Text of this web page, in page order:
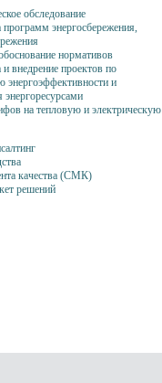
обследование
программ энергосбережения,
нормативов
и внедрение проектов по
и
энергоресурсами
на тепловую и электрическую
качества (СМК)
решений